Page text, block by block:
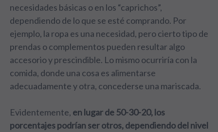
necesidades básicas o en los “caprichos”,
dependiendo de lo que se esté comprando. Por
ejemplo, la ropa es una necesidad, pero cierto tipo de
prendas o complementos pueden resultar algo
accesorio y prescindible. Lo mismo ocurriría con la
comida, donde una cosa es alimentarse
adecuadamente y otra, concederse una mariscada.
Evidentemente, en lugar de 50-30-20, los
porcentajes podrían ser otros, dependiendo del nivel